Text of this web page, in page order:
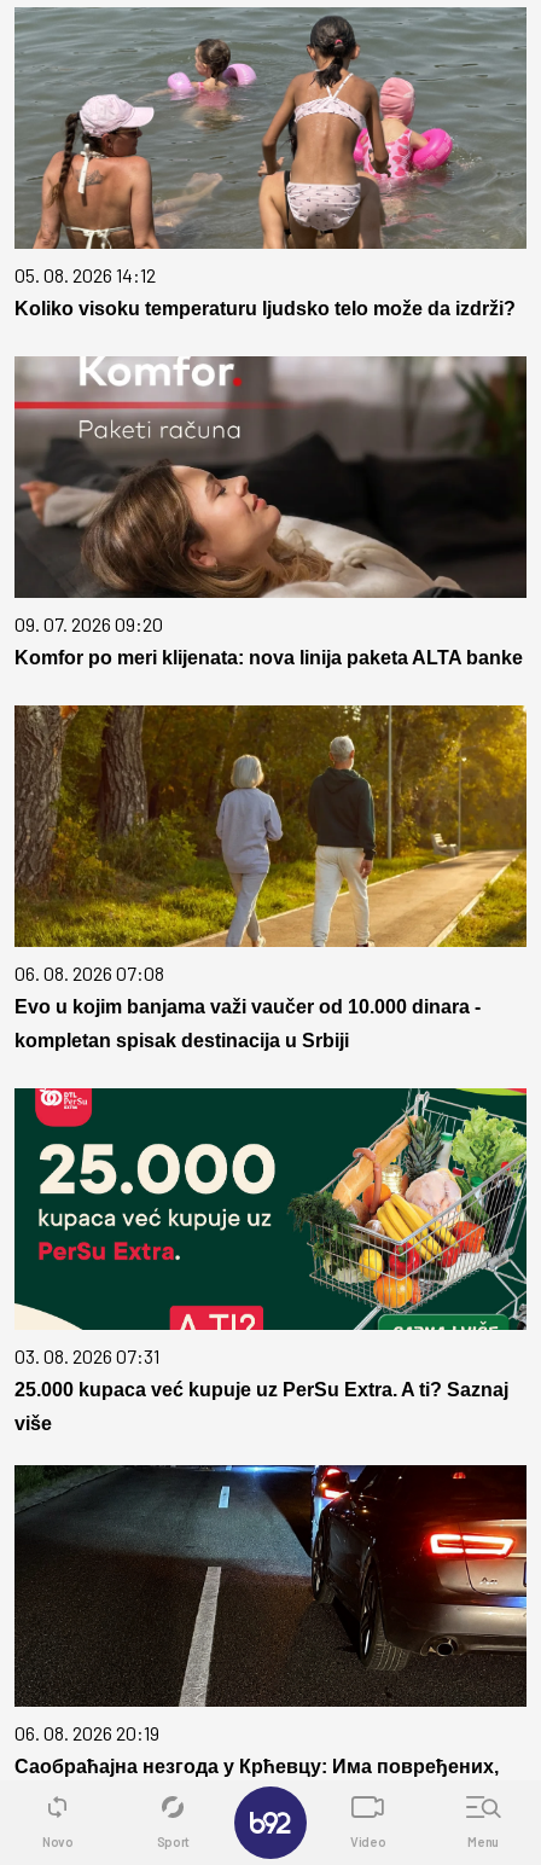
05. 08. 2026 14:12
Koliko visoku temperaturu ljudsko telo može da izdrži?
09. 07. 2026 09:20
Komfor po meri klijenata: nova linija paketa ALTA banke
06. 08. 2026 07:08
Evo u kojim banjama važi vaučer od 10.000 dinara -
kompletan spisak destinacija u Srbiji
03. 08. 2026 07:31
25.000 kupaca već kupuje uz PerSu Extra. A ti? Saznaj
više
06. 08. 2026 20:19
Саобраћајна незгода у Крћевцу: Има повређених,
саобраћај обустављен у оба правца
Novo Sport Video Menu
✕